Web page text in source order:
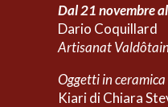
Dal 21 novembre
Dario Coquillard
Artisanat
Oggetti in ceramica
Kiari di Chiara